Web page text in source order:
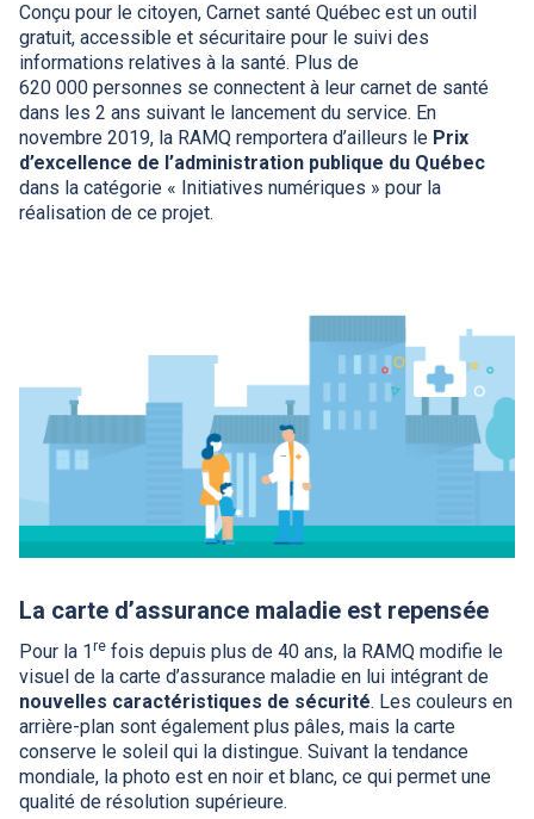
Conçu pour le citoyen, Carnet santé Québec est un outil
gratuit, accessible et sécuritaire pour le suivi des
informations relatives à la santé. Plus de
620 000 personnes se connectent à leur carnet de santé
dans les 2 ans suivant le lancement du service. En
novembre 2019, la RAMQ remportera d’ailleurs le Prix
d’excellence de l’administration publique du Québec
dans la catégorie « Initiatives numériques » pour la
réalisation de ce projet.
La carte d’assurance maladie est repensée
Pour la 1re fois depuis plus de 40 ans, la RAMQ modifie le
visuel de la carte d’assurance maladie en lui intégrant de
nouvelles caractéristiques de sécurité. Les couleurs en
arrière-plan sont également plus pâles, mais la carte
conserve le soleil qui la distingue. Suivant la tendance
mondiale, la photo est en noir et blanc, ce qui permet une
qualité de résolution supérieure.